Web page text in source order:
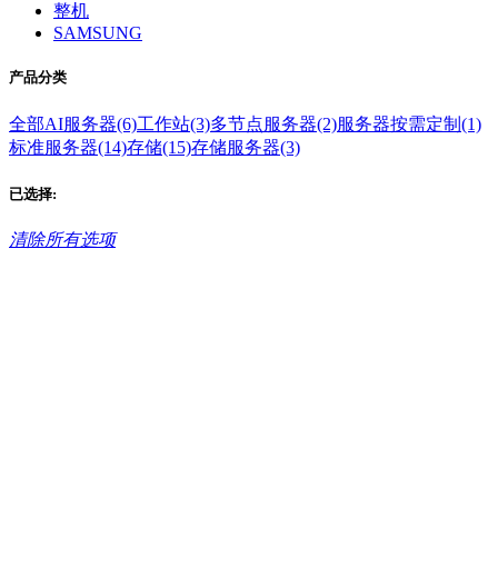
整机
SAMSUNG
产品分类
全部AI服务器(6)工作站(3)多节点服务器(2)服务器按需定制(1)
标准服务器(14)存储(15)存储服务器(3)
已选择:
清除所有选项